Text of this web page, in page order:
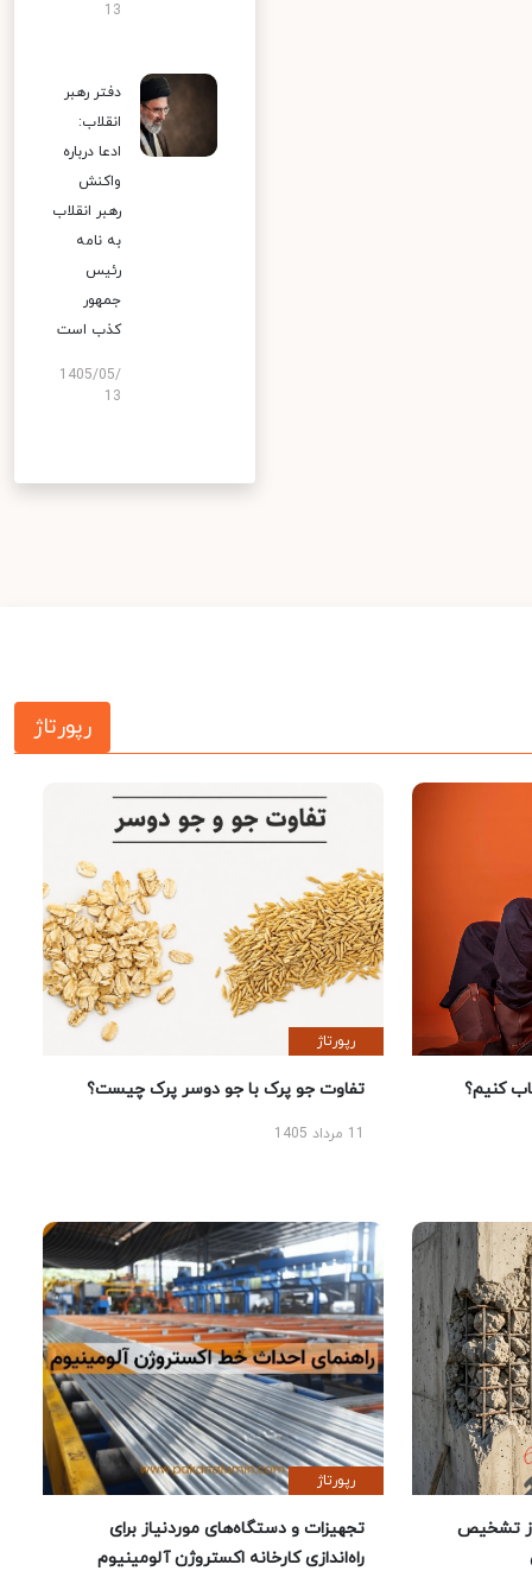
13
دفتر رهبر
انقلاب:
ادعا درباره
واکنش
رهبر انقلاب
به نامه
رئیس
جمهور
کذب است
1405/05/
13
رپورتاژ
کنیم؟
رپورتاژ
تفاوت جو پرک با جو دوسر پرک چیست؟
تشخیص
رپورتاژ
تجهیزات و دستگاه‌های موردنیاز برای
راه‌اندازی کارخانه اکستروژن آلومینیوم